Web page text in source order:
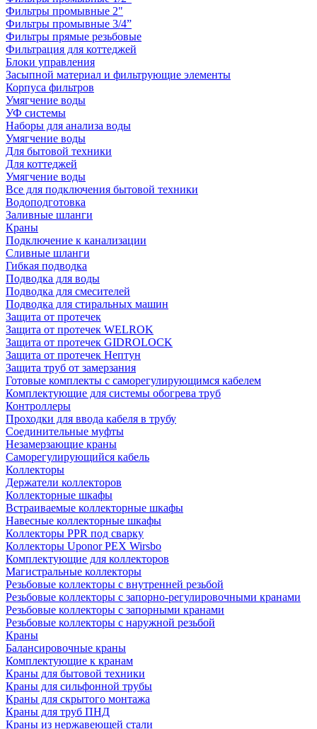
Фильтры промывные 2"
Фильтры промывные 3/4”
Фильтры прямые резьбовые
Фильтрация для коттеджей
Блоки управления
Засыпной материал и фильтрующие элементы
Корпуса фильтров
Умягчение воды
УФ системы
Наборы для анализа воды
Умягчение воды
Для бытовой техники
Для коттеджей
Умягчение воды
Все для подключения бытовой техники
Водоподготовка
Заливные шланги
Краны
Подключение к канализации
Сливные шланги
Гибкая подводка
Подводка для воды
Подводка для смесителей
Подводка для стиральных машин
Защита от протечек
Защита от протечек WELROK
Защита от протечек GIDROLOCK
Защита от протечек Нептун
Защита труб от замерзания
Готовые комплекты с саморегулирующимся кабелем
Комплектующие для системы обогрева труб
Контроллеры
Проходки для ввода кабеля в трубу
Соединительные муфты
Незамерзающие краны
Саморегулирующийся кабель
Коллекторы
Держатели коллекторов
Коллекторные шкафы
Встраиваемые коллекторные шкафы
Навесные коллекторные шкафы
Коллекторы PPR под сварку
Коллекторы Uponor PEX Wirsbo
Комплектующие для коллекторов
Магистральные коллекторы
Резьбовые коллекторы с внутренней резьбой
Резьбовые коллекторы с запорно-регулировочными кранами
Резьбовые коллекторы с запорными кранами
Резьбовые коллекторы с наружной резьбой
Краны
Балансировочные краны
Комплектующие к кранам
Краны для бытовой техники
Краны для сильфонной трубы
Краны для скрытого монтажа
Краны для труб ПНД
Краны из нержавеющей стали